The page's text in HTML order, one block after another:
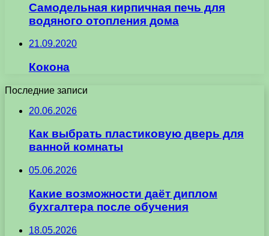
Самодельная кирпичная печь для
водяного отопления дома
21.09.2020
Кокона
Последние записи
20.06.2026
Как выбрать пластиковую дверь для
ванной комнаты
05.06.2026
Какие возможности даёт диплом
бухгалтера после обучения
18.05.2026